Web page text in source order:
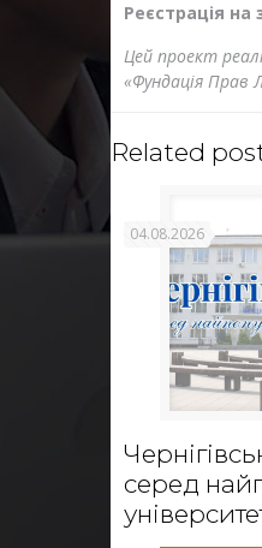
Реєстрація на
Цей проект
«Фундація Прав
Related
04.08.2026
серед